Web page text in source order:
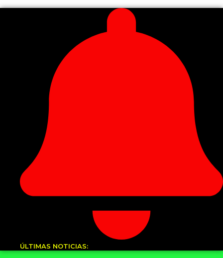
ÚLTIMAS NOTICIAS: